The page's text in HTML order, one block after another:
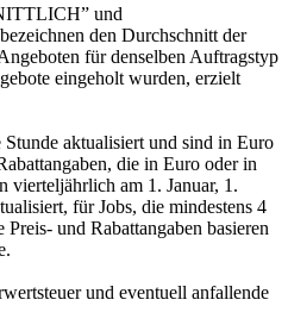
und
den Durchschnitt der
für denselben Auftragstyp
eingeholt wurden, erzielt
aktualisiert und sind in Euro
die in Euro oder in
vierteljährlich am 1. Januar, 1.
für Jobs, die mindestens 4
und Rabattangaben basieren
und eventuell anfallende